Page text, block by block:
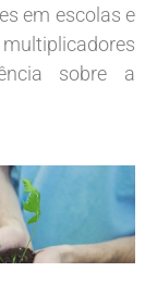
em escolas e
sobre a